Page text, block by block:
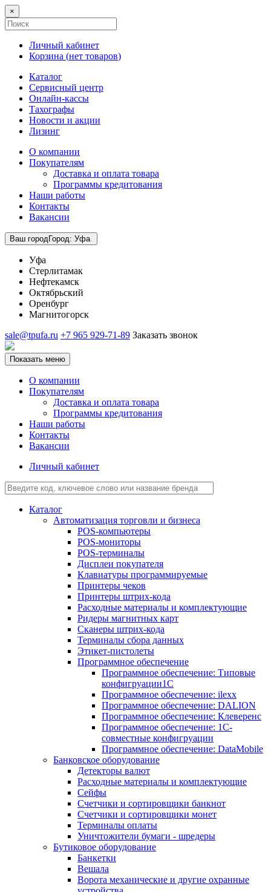
×
Личный кабинет
Корзина (нет товаров)
Каталог
Сервисный центр
Онлайн-кассы
Тахографы
Новости и акции
Лизинг
О компании
Покупателям
Доставка и оплата товара
Программы кредитования
Наши работы
Контакты
Вакансии
Ваш городГород: Уфа
Уфа
Стерлитамак
Нефтекамск
Октябрьский
Оренбург
Магнитогорск
sale@tpufa.ru +7 965 929-71-89 Заказать звонок
Показать меню
О компании
Покупателям
Доставка и оплата товара
Программы кредитования
Наши работы
Контакты
Вакансии
Личный кабинет
Каталог
Автоматизация торговли и бизнеса
POS-компьютеры
POS-мониторы
POS-терминалы
Дисплеи покупателя
Клавиатуры программируемые
Принтеры чеков
Принтеры штрих-кода
Расходные материалы и комплектующие
Ридеры магнитных карт
Сканеры штрих-кода
Терминалы сбора данных
Этикет-пистолеты
Программное обеспечение
Программное обеспечение: Типовые
конфигруации1С
Программное обеспечение: ilexx
Программное обеспечение: DALION
Программное обеспечение: Клеверенс
Программное обеспечение: 1С-
совместные конфигруации
Программное обеспечение: DataMobile
Банковское оборудование
Детекторы валют
Расходные материалы и комплектующие
Сейфы
Счетчики и сортировщики банкнот
Счетчики и сортировщики монет
Терминалы оплаты
Уничтожители бумаги - шредеры
Бутиковое оборудование
Банкетки
Вешала
Ворота механические и другие охранные